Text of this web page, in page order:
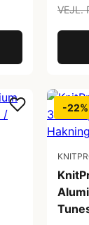
VEJL.
-22%